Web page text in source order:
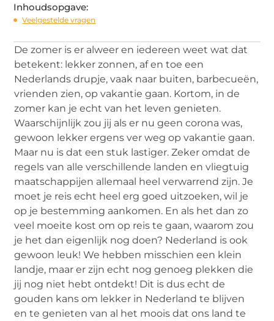
Inhoudsopgave:
Veelgestelde vragen
De zomer is er alweer en iedereen weet wat dat
betekent: lekker zonnen, af en toe een
Nederlands drupje, vaak naar buiten, barbecueën,
vrienden zien, op vakantie gaan. Kortom, in de
zomer kan je echt van het leven genieten.
Waarschijnlijk zou jij als er nu geen corona was,
gewoon lekker ergens ver weg op vakantie gaan.
Maar nu is dat een stuk lastiger. Zeker omdat de
regels van alle verschillende landen en vliegtuig
maatschappijen allemaal heel verwarrend zijn. Je
moet je reis echt heel erg goed uitzoeken, wil je
op je bestemming aankomen. En als het dan zo
veel moeite kost om op reis te gaan, waarom zou
je het dan eigenlijk nog doen? Nederland is ook
gewoon leuk! We hebben misschien een klein
landje, maar er zijn echt nog genoeg plekken die
jij nog niet hebt ontdekt! Dit is dus echt de
gouden kans om lekker in Nederland te blijven
en te genieten van al het moois dat ons land te